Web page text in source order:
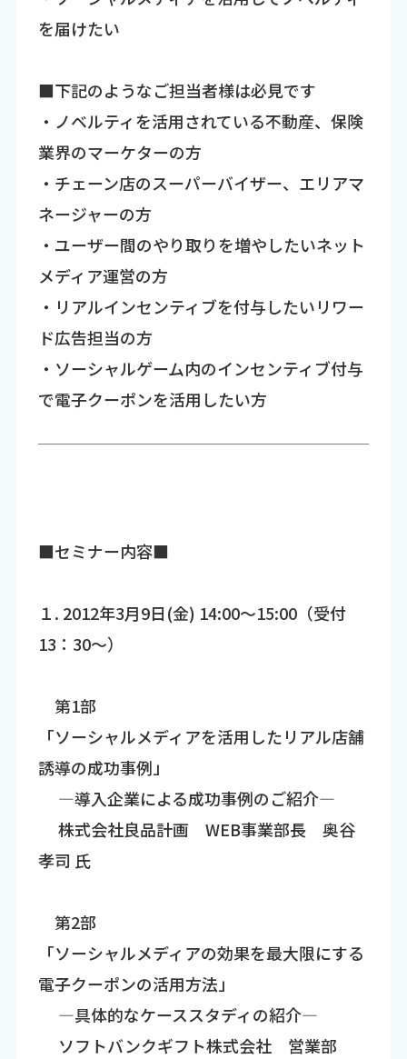
を届けたい
■下記のようなご担当者様は必見です
・ノベルティを活用されている不動産、保険
業界のマーケターの方
・チェーン店のスーパーバイザー、エリアマ
ネージャーの方
・ユーザー間のやり取りを増やしたいネット
メディア運営の方
・リアルインセンティブを付与したいリワー
ド広告担当の方
・ソーシャルゲーム内のインセンティブ付与
で電子クーポンを活用したい方
■セミナー内容■
１. 2012年3月9日(金) 14:00～15:00（受付
13：30～）
第1部
「ソーシャルメディアを活用したリアル店舗
誘導の成功事例」
―導入企業による成功事例のご紹介―
株式会社良品計画 WEB事業部長 奥谷
孝司 氏
第2部
「ソーシャルメディアの効果を最大限にする
電子クーポンの活用方法」
―具体的なケーススタディの紹介―
ソフトバンクギフト株式会社 営業部